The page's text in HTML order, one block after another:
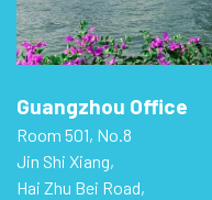
Guangzhou Office
Room 501, No.8
Jin Shi Xiang,
Hai Zhu Bei Road,